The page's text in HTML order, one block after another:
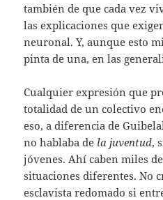
también de que cada vez
las explicaciones que
neuronal. Y, aunque esto
pinta de una, en las
Cualquier expresión que
totalidad de un colectivo
eso, a diferencia de
no hablaba de la juventud,
jóvenes. Ahí caben miles
situaciones diferentes. No
esclavista redomado si